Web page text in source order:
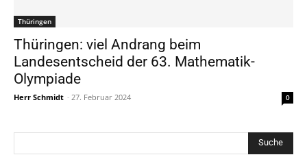
Thüringen
Thüringen: viel Andrang beim
Landesentscheid der 63. Mathematik-
Olympiade
Herr Schmidt - 27. Februar 2024 0